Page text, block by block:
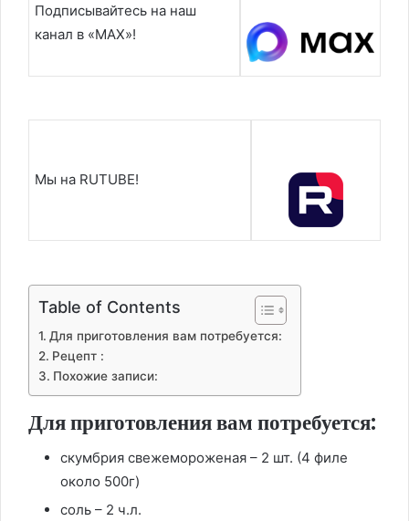
Подписывайтесь на наш
канал в «MAX»!
Мы на RUTUBE!
Table of Contents
Для приготовления вам потребуется:
Рецепт :
Похожие записи:
Для приготовления вам потребуется:
скумбрия свежемороженая – 2 шт. (4 филе
около 500г)
соль – 2 ч.л.